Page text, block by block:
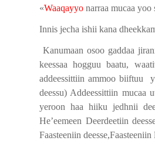
«Waaqayyo narraa mucaa
Innis jecha ishii kana
Kanumaan osoo gaddaa
keessaa hogguu baatu,
addeessittiin ammoo biiftuu
deessu) Addeessittiin mucaa
yeroon haa hiiku jedhnii
He’eemeen Deerdeetiin
Faasteeniin